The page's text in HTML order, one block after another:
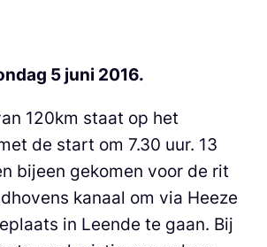
5 juni 2016.
120km staat op het
de start om 7.30 uur. 13
bijeen gekomen voor de rit
kanaal om via Heeze
in Leende te gaan. Bij